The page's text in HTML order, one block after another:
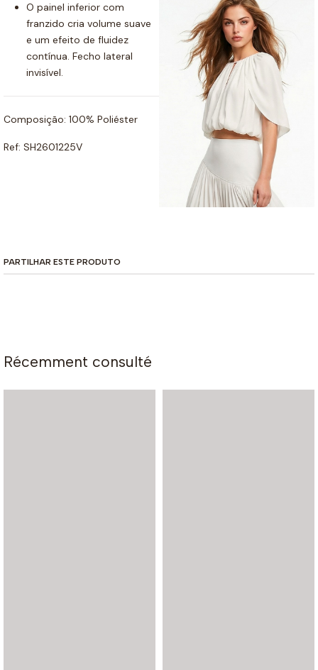
O painel inferior com
franzido cria volume suave
e um efeito de fluidez
contínua. Fecho lateral
invisível.
Composição: 100% Poliéster
Ref: SH2601225V
PARTILHAR ESTE PRODUTO
Récemment consulté